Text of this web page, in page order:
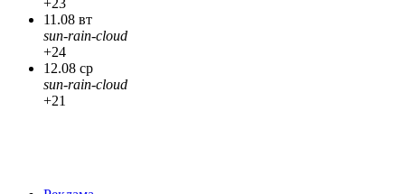
+23
11.08 вт
sun-rain-cloud
+24
12.08 ср
sun-rain-cloud
+21